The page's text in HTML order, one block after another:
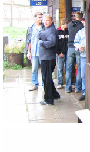
PRO ČLENY
KONTAKT